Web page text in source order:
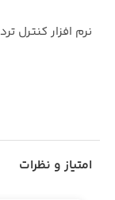
نرم افزار کنترل
- ثبت حضور غیاب
امتیاز و نظرات